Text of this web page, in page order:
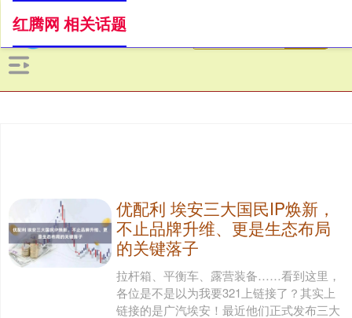
红腾网 相关话题
优配利 埃安三大国民IP焕新，
不止品牌升维、更是生态布局
的关键落子
拉杆箱、平衡车、露营装备……看到这里，
各位是不是以为我要321上链接了？其实上
链接的是广汽埃安！最近他们正式发布三大